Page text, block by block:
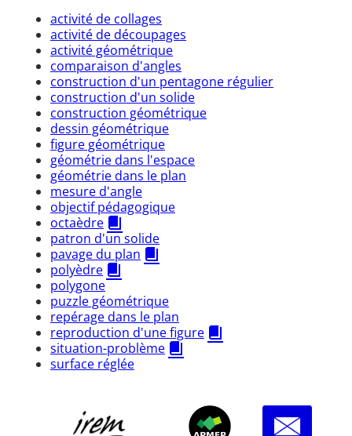
activité de collages
activité de découpages
activité géométrique
comparaison d'angles
construction d'un pentagone régulier
construction d'un solide
construction géométrique
dessin géométrique
figure géométrique
géométrie dans l'espace
géométrie dans le plan
mesure d'angle
objectif pédagogique
octaèdre
patron d'un solide
pavage du plan
polyèdre
polygone
puzzle géométrique
repérage dans le plan
reproduction d'une figure
situation-problème
surface réglée